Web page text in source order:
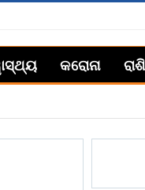
କରୋନା